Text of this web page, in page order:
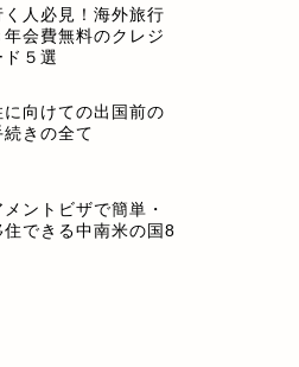
く人必見！海外旅行
会費無料のクレジ
ド５選
に向けての出国前の
きの全て
メントビザで簡単・
住できる中南米の国8